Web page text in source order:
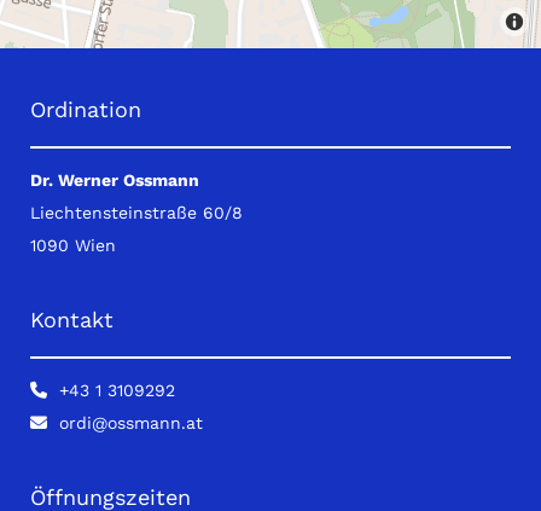
Ordination
Dr. Werner Ossmann
Liechtensteinstraße 60/8
1090 Wien
Kontakt
 +43 1 3109292
 ordi@ossmann.at
Öffnungszeiten